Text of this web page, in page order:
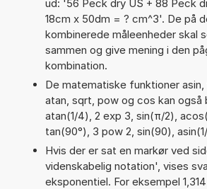
ud: '56 Peck dry US + 88 Peck
18cm x 50dm = ? cm^3'. De på
kombinerede måleenheder skal
sammen og give mening i den
kombination.
De matematiske funktioner asin,
atan, sqrt, pow og cos kan også
atan(1/4), 2 exp 3, sin(π/2),
tan(90°), 3 pow 2, sin(90),
Hvis der er sat en markør ved
videnskabelig notation', vises
eksponentiel. For eksempel